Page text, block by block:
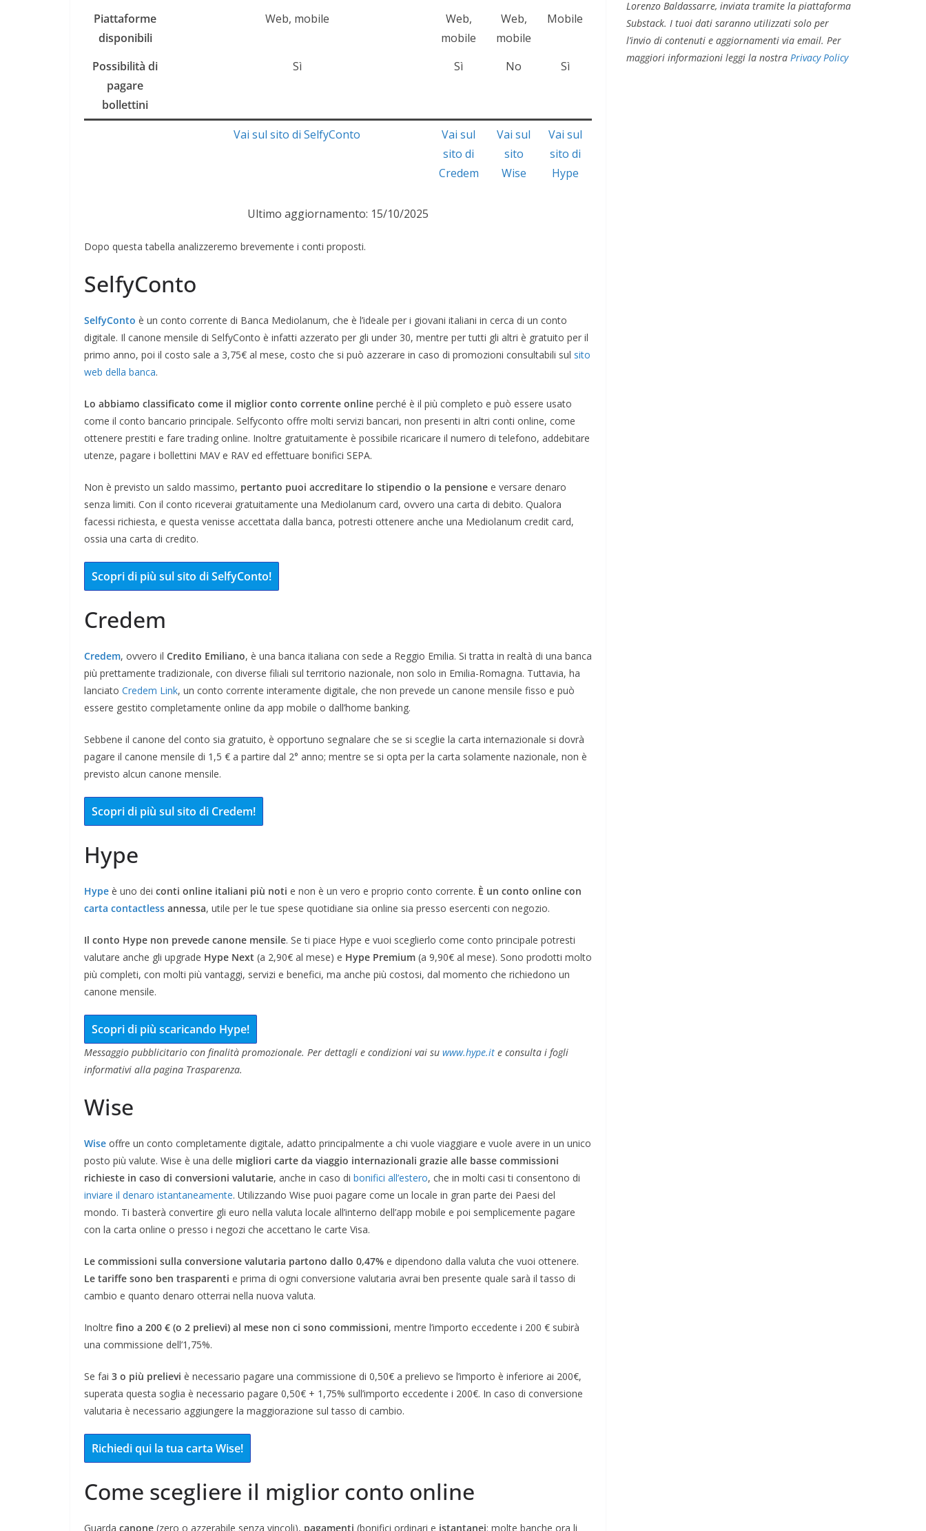
Piattaforme
disponibili
Web, mobile
Web,
mobile
Web,
mobile
Mobile
Possibilità di
pagare
bollettini
Sì Sì No Sì
Vai sul sito di SelfyConto
Vai sul
sito di
Credem
Vai sul
sito
Wise
Vai sul
sito di
Hype
Ultimo aggiornamento: 15/10/2025
Dopo questa tabella analizzeremo brevemente i conti proposti.
SelfyConto
SelfyConto è un conto corrente di Banca Mediolanum, che è l’ideale per i giovani italiani in cerca di un conto
digitale. Il canone mensile di SelfyConto è infatti azzerato per gli under 30, mentre per tutti gli altri è gratuito per il
primo anno, poi il costo sale a 3,75€ al mese, costo che si può azzerare in caso di promozioni consultabili sul sito
web della banca.
Lo abbiamo classificato come il miglior conto corrente online perché è il più completo e può essere usato
come il conto bancario principale. Selfyconto offre molti servizi bancari, non presenti in altri conti online, come
ottenere prestiti e fare trading online. Inoltre gratuitamente è possibile ricaricare il numero di telefono, addebitare
utenze, pagare i bollettini MAV e RAV ed effettuare bonifici SEPA.
Non è previsto un saldo massimo, pertanto puoi accreditare lo stipendio o la pensione e versare denaro
senza limiti. Con il conto riceverai gratuitamente una Mediolanum card, ovvero una carta di debito. Qualora
facessi richiesta, e questa venisse accettata dalla banca, potresti ottenere anche una Mediolanum credit card,
ossia una carta di credito.
Scopri di più sul sito di SelfyConto!
Credem
Credem, ovvero il Credito Emiliano, è una banca italiana con sede a Reggio Emilia. Si tratta in realtà di una banca
più prettamente tradizionale, con diverse filiali sul territorio nazionale, non solo in Emilia-Romagna. Tuttavia, ha
lanciato Credem Link, un conto corrente interamente digitale, che non prevede un canone mensile fisso e può
essere gestito completamente online da app mobile o dall’home banking.
Sebbene il canone del conto sia gratuito, è opportuno segnalare che se si sceglie la carta internazionale si dovrà
pagare il canone mensile di 1,5 € a partire dal 2° anno; mentre se si opta per la carta solamente nazionale, non è
previsto alcun canone mensile.
Scopri di più sul sito di Credem!
Hype
Hype è uno dei conti online italiani più noti e non è un vero e proprio conto corrente. È un conto online con
carta contactless annessa, utile per le tue spese quotidiane sia online sia presso esercenti con negozio.
Il conto Hype non prevede canone mensile. Se ti piace Hype e vuoi sceglierlo come conto principale potresti
valutare anche gli upgrade Hype Next (a 2,90€ al mese) e Hype Premium (a 9,90€ al mese). Sono prodotti molto
più completi, con molti più vantaggi, servizi e benefici, ma anche più costosi, dal momento che richiedono un
canone mensile.
Scopri di più scaricando Hype!
Messaggio pubblicitario con finalità promozionale. Per dettagli e condizioni vai su www.hype.it e consulta i fogli
informativi alla pagina Trasparenza.
Wise
Wise offre un conto completamente digitale, adatto principalmente a chi vuole viaggiare e vuole avere in un unico
posto più valute. Wise è una delle migliori carte da viaggio internazionali grazie alle basse commissioni
richieste in caso di conversioni valutarie, anche in caso di bonifici all’estero, che in molti casi ti consentono di
inviare il denaro istantaneamente. Utilizzando Wise puoi pagare come un locale in gran parte dei Paesi del
mondo. Ti basterà convertire gli euro nella valuta locale all’interno dell’app mobile e poi semplicemente pagare
con la carta online o presso i negozi che accettano le carte Visa.
Le commissioni sulla conversione valutaria partono dallo 0,47% e dipendono dalla valuta che vuoi ottenere.
Le tariffe sono ben trasparenti e prima di ogni conversione valutaria avrai ben presente quale sarà il tasso di
cambio e quanto denaro otterrai nella nuova valuta.
Inoltre fino a 200 € (o 2 prelievi) al mese non ci sono commissioni, mentre l’importo eccedente i 200 € subirà
una commissione dell’1,75%.
Se fai 3 o più prelievi è necessario pagare una commissione di 0,50€ a prelievo se l’importo è inferiore ai 200€,
superata questa soglia è necessario pagare 0,50€ + 1,75% sull’importo eccedente i 200€. In caso di conversione
valutaria è necessario aggiungere la maggiorazione sul tasso di cambio.
Richiedi qui la tua carta Wise!
Come scegliere il miglior conto online
Guarda canone (zero o azzerabile senza vincoli), pagamenti (bonifici ordinari e istantanei: molte banche ora li
Lorenzo Baldassarre, inviata tramite la piattaforma
Substack. I tuoi dati saranno utilizzati solo per
l’invio di contenuti e aggiornamenti via email. Per
maggiori informazioni leggi la nostra Privacy Policy